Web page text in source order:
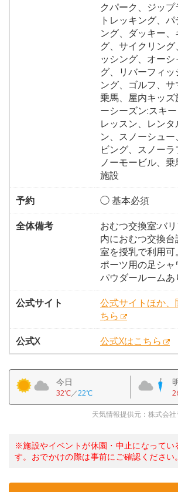
クパーク、ジッ
トレッキング、
ング、ダッキー
グ、サイクリン
ッシング、オー
グ、リバーフィ
ング、ゴルフ、サ
乗馬、屋内キッ
ーシーズン:スキ
レッスン、レン
ン、スノーシュ
ビング、スノー
ノーモービル、
施設
予約
◯ 基本必須
全体備考
おむつ交換室:バ
内におむつ交換
室を授乳で利用
ポーツ用の足シ
パウダールームあ
公式サイト
公式サイトほか、
ちら
公式X
公式Xはこちら
今日
32℃／22℃
天気情報提供元：株式会
※施設やイベントが休園・中止になってい
す。おでかけの際は事前にご確認ください。